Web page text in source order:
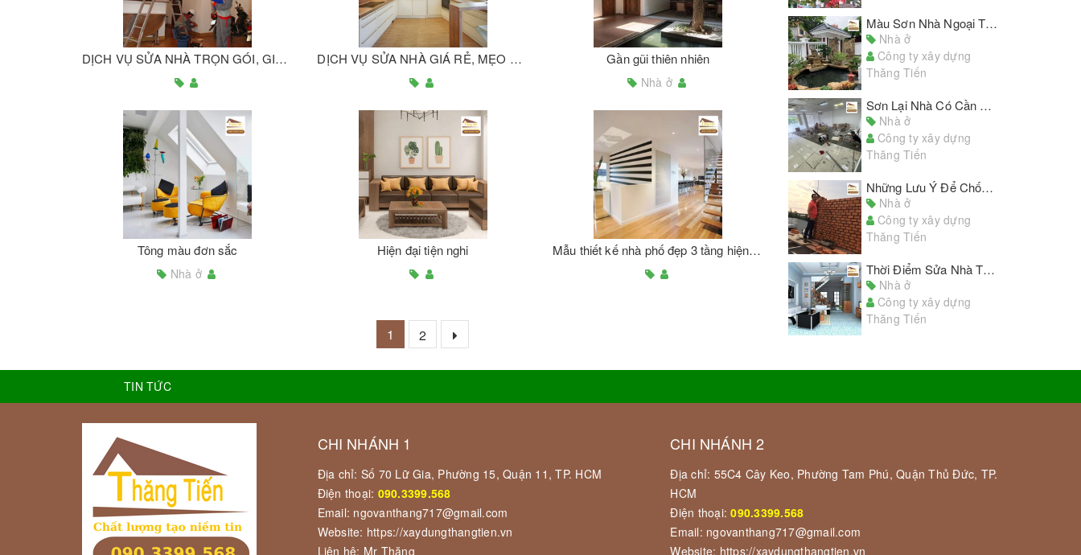
DỊCH VỤ SỬA NHÀ TRỌN GÓI, GIẢI PHÁP SỬA NHÀ UY TÍN, HOÀN HẢO DỊCH VỤ SỬA NHÀ GIÁ RẺ, MẸO HAY SỬA NHÀ TIẾT KIỆM CHI PHÍ Gần gũi thiên nhiên
Nhà ở
Tông màu đơn sắc
Nhà ở
Hiện đại tiện nghi Mẫu thiết kế nhà phố đẹp 3 tầng hiện đại
1 2
Màu Sơn Nhà Ngoại Thất Đẹp Cho Tổ Ấm Thân Yêu Của Bạn
Nhà ở
Công ty xây dựng
Thăng Tiến
Sơn Lại Nhà Có Cần Sơn Lót Không? Những Lưu Ý Khi Sử dụng Sơn Lót
Nhà ở
Công ty xây dựng
Thăng Tiến
Những Lưu Ý Để Chống Thấm Hiệu Quả Khi Sửa Chữa, Cải Tạo Nhà Cửa
Nhà ở
Công ty xây dựng
Thăng Tiến
Thời Điểm Sửa Nhà Thích Hợp Nhất Trong Năm
Nhà ở
Công ty xây dựng
Thăng Tiến
TIN TỨC
CHI NHÁNH 1
Địa chỉ: Số 70 Lữ Gia, Phường 15, Quận 11, TP. HCM
Điện thoại: 090.3399.568
Email: ngovanthang717@gmail.com
Website: https://xaydungthangtien.vn
Liên hệ: Mr Thăng
CHI NHÁNH 2
Địa chỉ: 55C4 Cây Keo, Phường Tam Phú, Quận Thủ Đức, TP.
HCM
Điện thoại:090.3399.568
Email: ngovanthang717@gmail.com
Website: https://xaydungthangtien.vn